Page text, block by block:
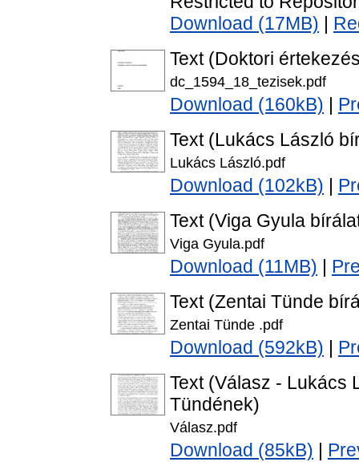
Download (17MB)
Text (Doktori
dc_1594_18_tezisek.pdf
Download (160kB)
Text (Lukács László
Lukács László.pdf
Download (102kB)
Text (Viga Gyula
Viga Gyula.pdf
Download (11MB)
Text (Zentai Tünde
Zentai Tünde .pdf
Download (592kB)
Text (Válasz - Lukács
Tündének)
Válasz.pdf
Download (85kB)